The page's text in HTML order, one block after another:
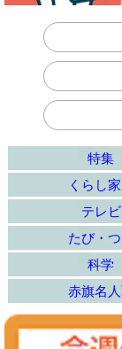
特集
くらし
テレビ
たび・つ
科学
赤旗名